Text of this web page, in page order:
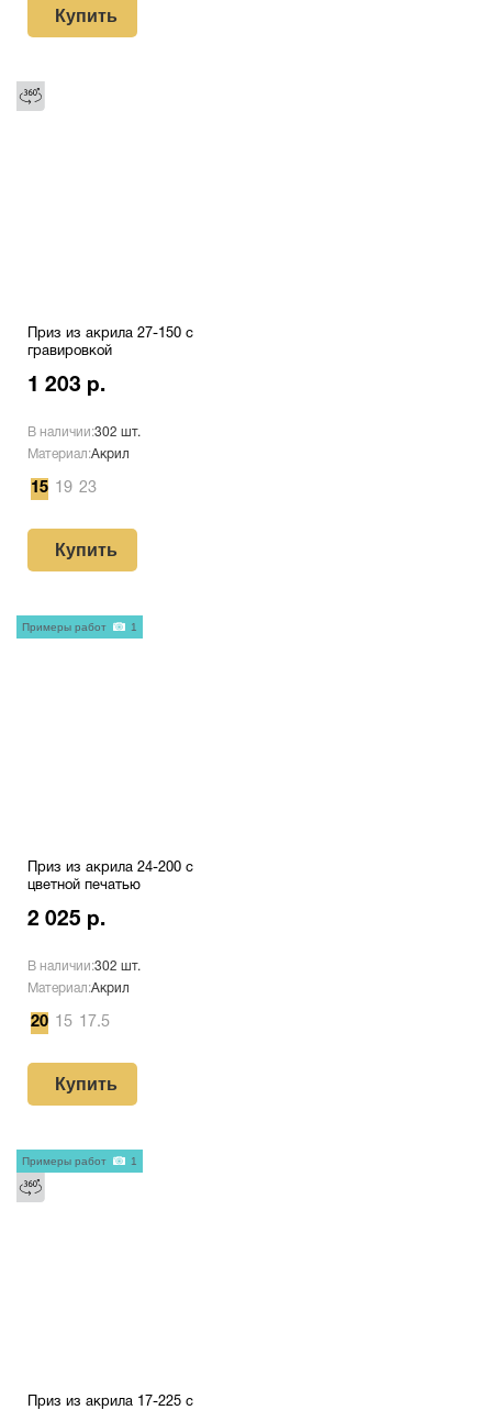
Купить
Приз из акрила 27-150 с
гравировкой
1 203 р.
В наличии:302 шт.
Материал:Акрил
15 19 23
Купить
Приз из акрила 24-200 с
цветной печатью
2 025 р.
В наличии:302 шт.
Материал:Акрил
20 15 17.5
Купить
Примеры работ 1
Приз из акрила 17-225 с
Примеры работ 1